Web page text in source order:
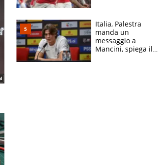
tabellone
Italia, Palestra
manda un
messaggio a
Mancini, spiega il